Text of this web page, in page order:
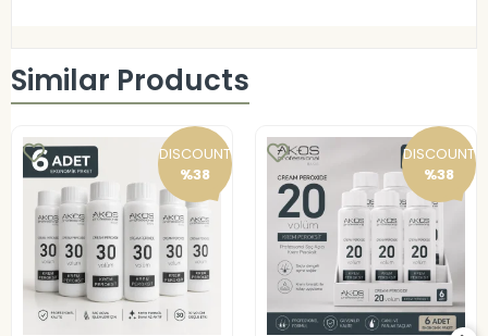
Similar Products
DISCOUNT
%38
DISCOUNT
%38